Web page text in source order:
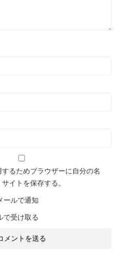
るためブラウザーに自分の名
イトを保存する。
ールで通知
で受け取る